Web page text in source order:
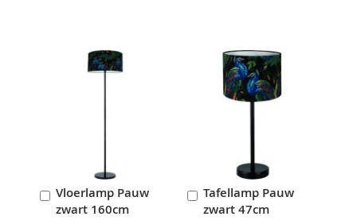
Vloerlamp Pauw
zwart 160cm
In
Winkelwagen
Tafellamp Pauw
zwart 47cm
In
Winkelwagen